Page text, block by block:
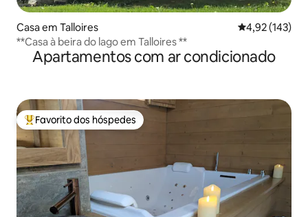
Casa em Talloires Classificação
4,92 (143)
**Casa à beira do lago em Talloires **
Apartamentos com ar condicionado
Favoritos dos hóspedes mais apreciados
Favorito dos hóspedes